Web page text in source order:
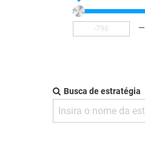
—
Busca de estratégia